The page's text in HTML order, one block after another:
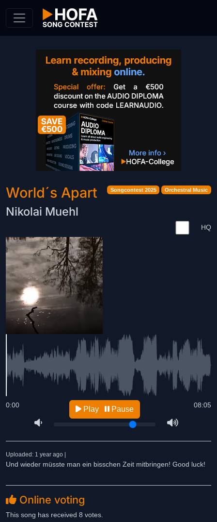
Songcontest 2025 Orchestral Music
World´s Apart
Nikolai Muehl
HQ
08:05
0:00 Play Pause
Uploaded: 1 year ago |
Und wieder müsste man ein bisschen Zeit mitbringen! Good luck!
Online voting
This song has received 8 votes.